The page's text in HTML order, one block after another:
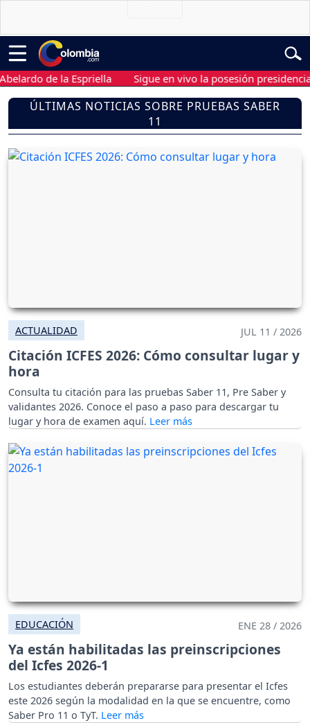
de la Espriella Sigue en vivo la posesión presidencial
ÚLTIMAS NOTICIAS SOBRE PRUEBAS SABER
11
ACTUALIDAD JUL 11 / 2026
Citación ICFES 2026: Cómo consultar lugar y
hora
Consulta tu citación para las pruebas Saber 11, Pre Saber y
validantes 2026. Conoce el paso a paso para descargar tu
lugar y hora de examen aquí.
EDUCACIÓN ENE 28 / 2026
Ya están habilitadas las preinscripciones
del Icfes 2026-1
Los estudiantes deberán prepararse para presentar el Icfes
este 2026 según la modalidad en la que se encuentre, como
Saber Pro 11 o TyT.